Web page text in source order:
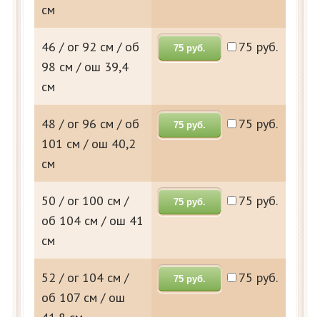
см
46 / ог 92 см / об
98 см / ош 39,4
см
75 руб. 75 руб.
48 / ог 96 см / об
101 см / ош 40,2
см
75 руб. 75 руб.
50 / ог 100 см /
об 104 см / ош 41
см
75 руб. 75 руб.
52 / ог 104 см /
об 107 см / ош
75 руб. 75 руб.